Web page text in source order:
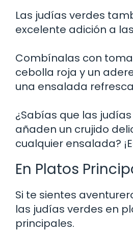
Las judías verdes
excelente adición a
Combínalas con
cebolla roja y un
una ensalada
¿Sabías que las
añaden un crujido
cualquier ensalada?
En Platos
Si te sientes
las judías verdes en
principales.